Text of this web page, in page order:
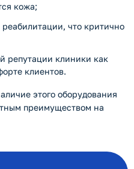
кожа;
что критично
репутации клиники как
клиентов.
этого оборудования
преимуществом на